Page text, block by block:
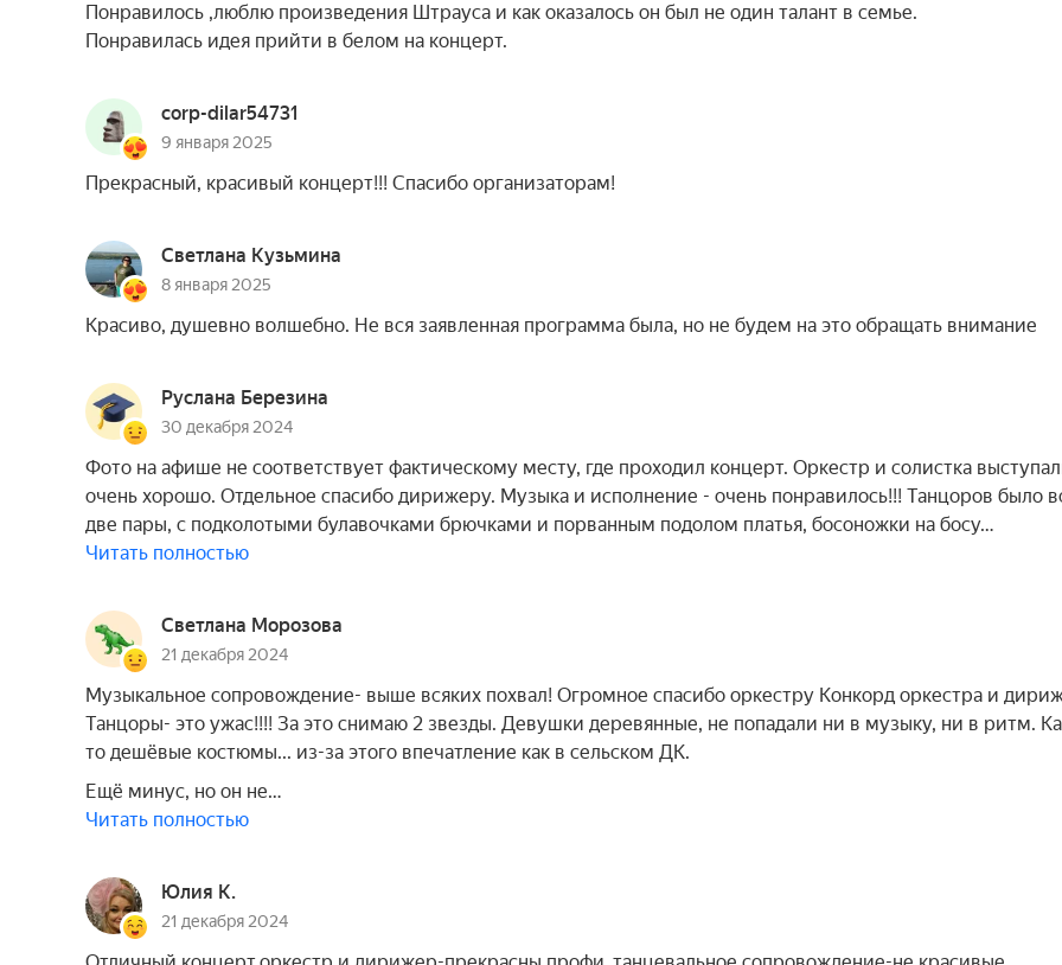
Понравилось ,люблю произведения Штрауса и как оказалось он был не один талант в семье.
Понравилась идея прийти в белом на концерт.
corp-dilar54731
9 января 2025
Прекрасный, красивый концерт!!! Спасибо организаторам!
Светлана Кузьмина
8 января 2025
Красиво, душевно волшебно. Не вся заявленная программа была, но не будем на это обращать внимание
Руслана Березина
30 декабря 2024
Фото на афише не соответствует фактическому месту, где проходил концерт. Оркестр и солистка
очень хорошо. Отдельное спасибо дирижеру. Музыка и исполнение - очень понравилось!!! Танцоров было
две пары, с подколотыми булавочками брючками и порванным подолом платья, босоножки на босу…
Читать полностью
Светлана Морозова
21 декабря 2024
Музыкальное сопровождение- выше всяких похвал! Огромное спасибо оркестру Конкорд оркестра и
Танцоры- это ужас!!!! За это снимаю 2 звезды. Девушки деревянные, не попадали ни в музыку, ни в ритм.
то дешёвые костюмы... из-за этого впечатление как в сельском ДК.
Ещё минус, но он не…
Читать полностью
Юлия К.
21 декабря 2024